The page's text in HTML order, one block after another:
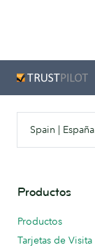
Spain | España
Productos
Productos
Tarjetas de Visita